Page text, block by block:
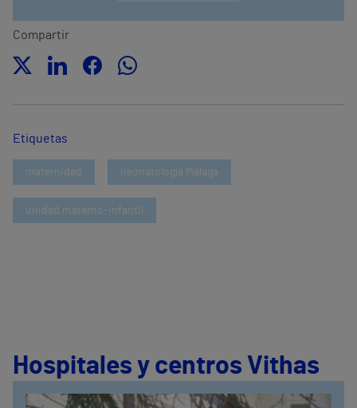
Compartir
Etiquetas
maternidad neonatología Málaga
unidad materno-infantil
Hospitales y centros Vithas